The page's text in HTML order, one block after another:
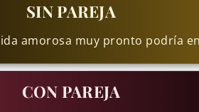
SIN PAREJA
amorosa muy pronto podría
CON PAREJA